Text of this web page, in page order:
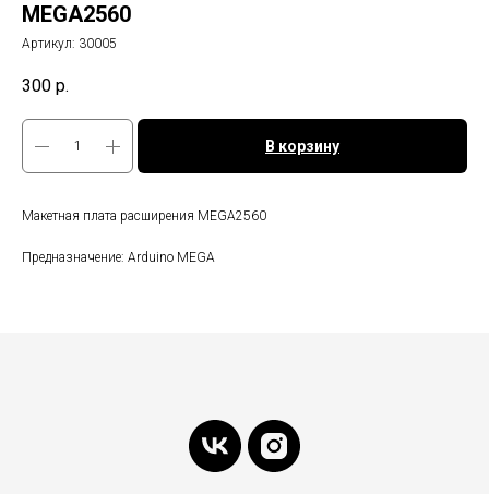
MEGA2560
Артикул: 30005
300 р.
В корзину
Макетная плата расширения MEGA2560
Предназначение: Arduino MEGA